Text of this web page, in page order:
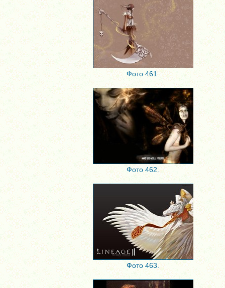
Фото 461.
Фото 462.
Фото 463.